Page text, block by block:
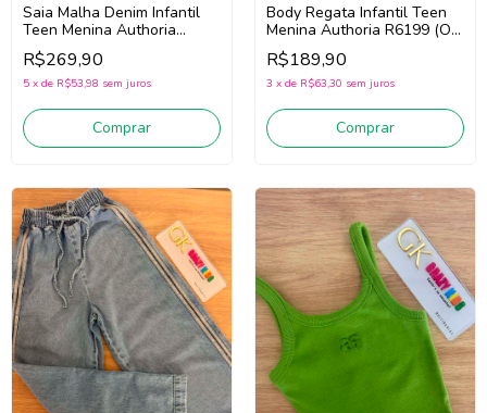
Saia Malha Denim Infantil
Teen Menina Authoria
R6033 (Azul)
R$269,90
5 x de R$53,98 sem juros
Comprar
Body Regata Infantil Teen
Menina Authoria R6199 (Off
White)
R$189,90
3 x de R$63,30 sem juros
Comprar